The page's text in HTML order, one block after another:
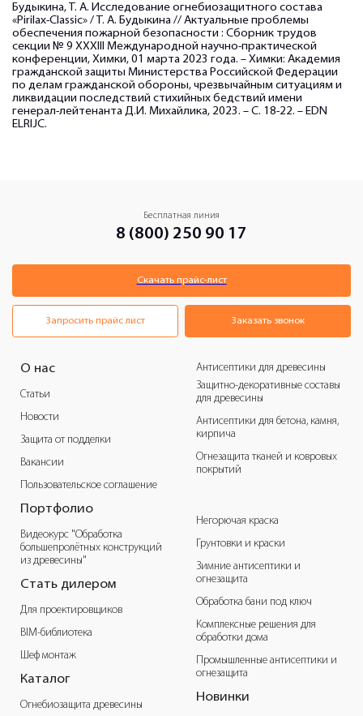
Будыкина, Т. А. Исследование огнебиозащитного состава
«Pirilax-Classic» / Т. А. Будыкина // Актуальные проблемы
обеспечения пожарной безопасности : Сборник трудов
секции № 9 ХХXIII Международной научно-практической
конференции, Химки, 01 марта 2023 года. – Химки: Академия
гражданской защиты Министерства Российской Федерации
по делам гражданской обороны, чрезвычайным ситуациям и
ликвидации последствий стихийных бедствий имени
генерал-лейтенанта Д.И. Михайлика, 2023. – С. 18-22. – EDN
ELRIJC.
Бесплатная линия
8 (800) 250 90 17
Скачать прайс-лист
Запросить прайс лист
О нас
Статьи
Новости
Защита от подделки
Вакансии
Пользовательское соглашение
Портфолио
Видеокурс "Обработка
большепролётных конструкций
из древесины"
Стать дилером
Для проектировщиков
BIM-библиотека
Шеф монтаж
Каталог
Огнебиозащита древесины
Антисептики для древесины
Защитно-декоративные составы
для древесины
Антисептики для бетона, камня,
кирпича
Огнезащита тканей и ковровых
покрытий
Негорючая краска
Грунтовки и краски
Зимние антисептики и
огнезащита
Обработка бани под ключ
Комплексные решения для
обработки дома
Промышленные антисептики и
огнезащита
Новинки
Заказать звонок